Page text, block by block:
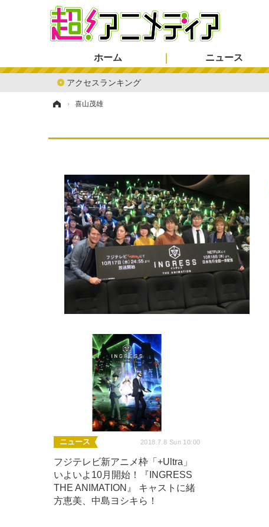
ホーム
アクセスランキング
ニュース
› 喜山茂雄
ニュース 2018.7.8 Sun 10:00
フジテレビ新アニメ枠「+Ultra」
いよいよ10月開始！『INGRESS
THE ANIMATION』 キャストに緒
方恵美、中島ヨシキら！